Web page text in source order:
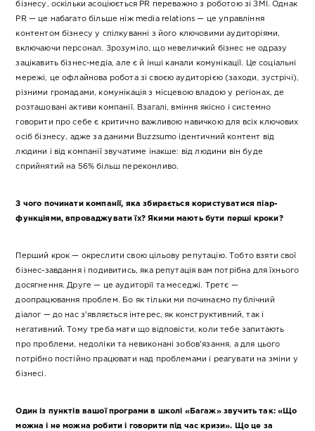
бізнесу, оскільки асоціюється PR переважно з роботою зі ЗМІ. Однак
PR — це набагато більше ніж media relations — це управління
контентом бізнесу у спілкуванні з його ключовими аудиторіями,
включаючи персонал. Зрозуміло, що невеличкий бізнес не одразу
зацікавить бізнес-медіа, але є й інші канали комунікації. Це соціальні
мережі, це офлайнова робота зі своєю аудиторією (заходи, зустрічі),
різними громадами, комунікація з місцевою владою у регіонах, де
розташовані активи компанії. Взагалі, вміння якісно і системно
говорити про себе є критично важливою навичкою для всіх ключових
осіб бізнесу, адже за даними Buzzsumo ідентичний контент від
людини і від компанії звучатиме інакше: від людини він буде
сприйнятий на 56% більш переконливо.
З чого починати компанії, яка збирається користуватися піар-
функціями, впроваджувати їх? Якими мають бути перші кроки?
Перший крок — окреслити свою цільову репутацію. Тобто взяти свої
бізнес-завдання і подивитись, яка репутація вам потрібна для їхнього
досягнення. Друге — це аудиторії та меседжі. Третє —
доопрацювання проблем. Бо як тільки ми починаємо публічний
діалог — до нас з’являється інтерес, як конструктивний, так і
негативний. Тому треба мати що відповісти, коли тебе запитають
про проблеми, недоліки та невиконані зобов’язання, а для цього
потрібно постійно працювати над проблемами і реагувати на зміни у
бізнесі.
Один із пунктів вашої програми в школі «Багаж» звучить так: «Що
можна і не можна робити і говорити під час кризи». Що це за